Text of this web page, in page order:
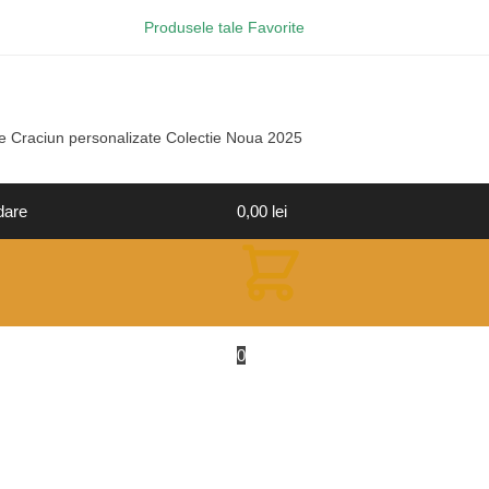
Produsele tale Favorite
Craciun personalizate Colectie Noua 2025
0,00 lei
0